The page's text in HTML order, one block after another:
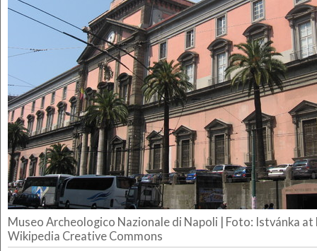
Museo Archeologico Nazionale di Napoli | Foto: Istvánka at
Wikipedia Creative Commons